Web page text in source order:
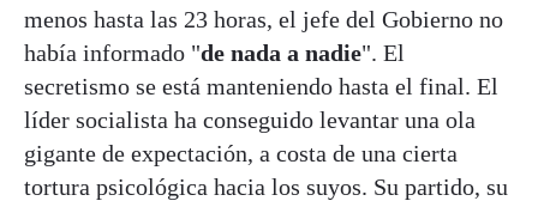
menos hasta las 23 horas, el jefe del Gobierno no
había informado "de nada a nadie". El
secretismo se está manteniendo hasta el final. El
líder socialista ha conseguido levantar una ola
gigante de expectación, a costa de una cierta
tortura psicológica hacia los suyos. Su partido, su